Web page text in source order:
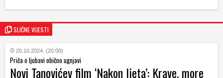
SLIČNE VIJESTI
20.10.2024. (20:00)
Priča o ljubavi obično ugnjavi
Novi Tanovićev film ‘Nakon ljeta’: Krave, more